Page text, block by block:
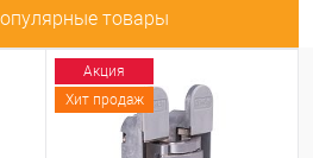
товары
Акция
Хит продаж